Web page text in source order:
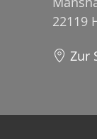
22119
Zur